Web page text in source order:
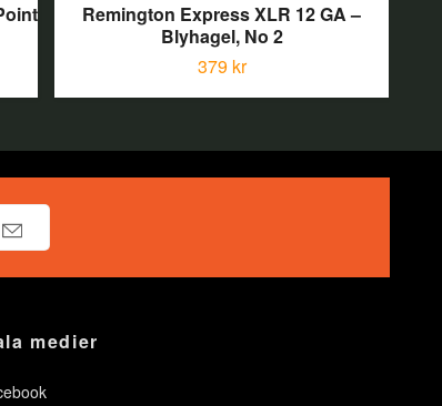
Remington Express XLR 12 GA –
Blyhagel, No 2
379 kr
medier